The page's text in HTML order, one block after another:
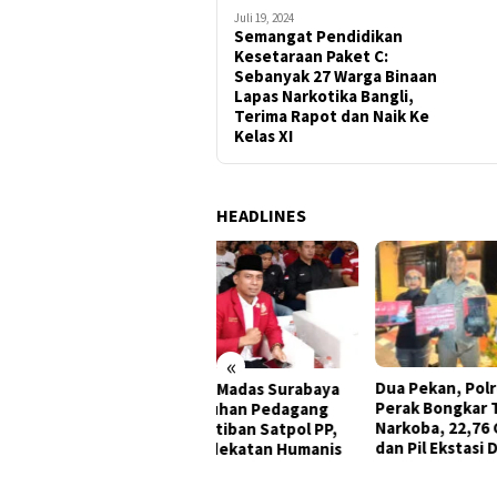
Juli 19, 2024
Semangat Pendidikan
Kesetaraan Paket C:
Sebanyak 27 Warga Binaan
Lapas Narkotika Bangli,
Terima Rapot dan Naik Ke
Kelas XI
HEADLINES
«
Dua Pekan, Polres Tanjung
Perak Bongkar Tiga Jaringan
Narkoba, 22,76 Gram Sabu
dan Pil Ekstasi Disita